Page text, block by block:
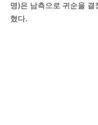
명)은 남측으로 귀순을
혔다.